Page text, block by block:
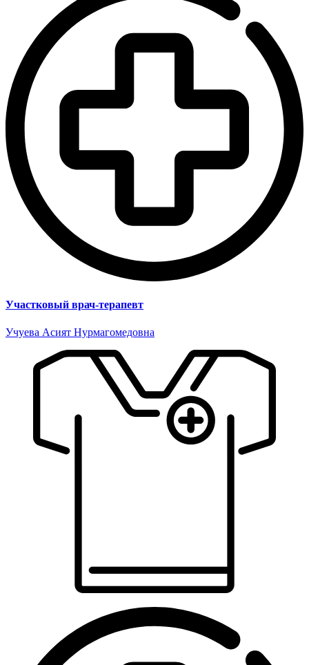
Участковый врач-терапевт
Учуева Асият Нурмагомедовна